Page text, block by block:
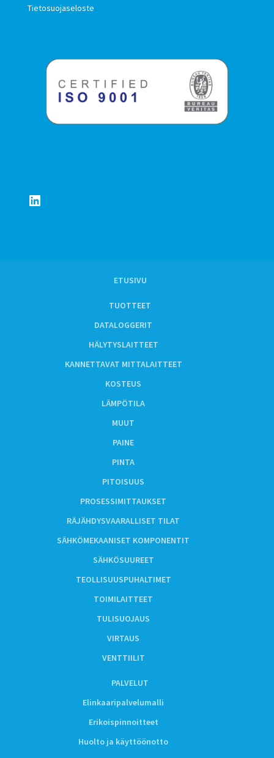
Tietosuojaseloste
LinkedIn
ETUSIVU
TUOTTEET
DATALOGGERIT
HÄLYTYSLAITTEET
KANNETTAVAT MITTALAITTEET
KOSTEUS
LÄMPÖTILA
MUUT
PAINE
PINTA
PITOISUUS
PROSESSIMITTAUKSET
RÄJÄHDYSVAARALLISET TILAT
SÄHKÖMEKAANISET KOMPONENTIT
SÄHKÖSUUREET
TEOLLISUUSPUHALTIMET
TOIMILAITTEET
TULISUOJAUS
VIRTAUS
VENTTIILIT
PALVELUT
Elinkaaripalvelumalli
Erikoispinnoitteet
Huolto ja käyttöönotto